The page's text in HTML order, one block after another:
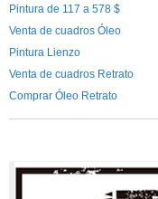
Pintura de 117 a 578 $
Venta de cuadros Óleo
Pintura Lienzo
Venta de cuadros Retrato
Comprar Óleo Retrato